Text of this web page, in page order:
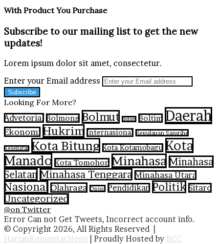
With Product You Purchase
Subscribe to our mailing list to get the new
updates!
Lorem ipsum dolor sit amet, consectetur.
Enter your Email address
Looking For More?
Advetorial Bolmong Bolmut Bolsel Boltim Daerah
Ekonomi Hukrim Internasional Kepulauan Sangihe
Kesehatan Kota Bitung Kota Kotamobagu Kota
Manado Kota Tomohon Minahasa Minahasa
Selatan Minahasa Tenggara Minahasa Utara
Nasional Olahraga Opini Pendidikan Politik Sitaro
Uncategorized
@on Twitter
Error Can not Get Tweets, Incorrect account info.
© Copyright 2026, All Rights Reserved |
HarianKomentarNews | Proudly Hosted by BCC